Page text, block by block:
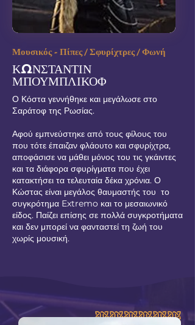
Μουσικός - Πίπες / Σφυρίχτρες / Φωνή
ΚΩΝΣΤΑΝΤΙΝ
ΜΠΟΥΜΠΛΙΚΟΦ
Ο Κόστα γεννήθηκε και μεγάλωσε στο
Σαράτοφ της Ρωσίας.
Αφού εμπνεύστηκε από τους φίλους του
που τότε έπαιζαν φλάουτο και σφυρίχτρα,
αποφάσισε να μάθει μόνος του τις γκάιντες
και τα διάφορα σφυρίγματα που έχει
κατακτήσει τα τελευταία δέκα χρόνια. Ο
Κώστας είναι μεγάλος θαυμαστής του το
συγκρότημα Extremo και το μεσαιωνικό
είδος. Παίζει επίσης σε πολλά συγκροτήματα
και δεν μπορεί να φανταστεί τη ζωή του
χωρίς μουσική.